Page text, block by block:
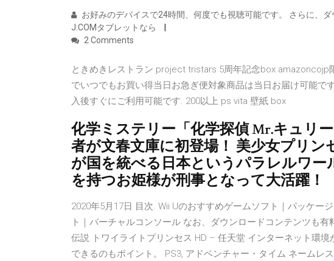
お好みのデバイスで24時間、何度でも視聴可能です。 さらに、ダ
J:COMタブレットなら
2 Comments
ときめきレストラン project tristars 5周年記念box
でいつでもお買い得当日お急ぎ便対象商品は当日お届け可能で
入後すぐにご利用可能です. 200以上 ps vita 壁紙 box
化学ミステリー「化学探偵 Mr.キュリ
者が文春文庫に初登場！ 美少女プリン
が国を統べる日本というパラレルワー
を持つお姫様が刑事となって大活躍！
2020年5月17日 目次. Wii Uのおすすめゲームソフト｜パッケー
ト｜バーチャルコンソール なお、ダウンロードコンテンツも
伝説 トワイライトプリンセス HD – 任天堂 インターネット環
できるのもポイント。 PS3, アドベンチャー・タイム ネームレ